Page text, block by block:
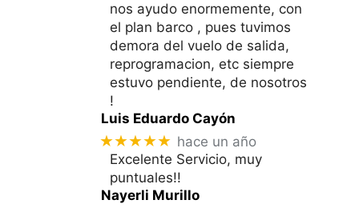
nos ayudo enormemente, con
el plan barco , pues tuvimos
demora del vuelo de salida,
reprogramacion, etc siempre
estuvo pendiente, de nosotros
!
Luis Eduardo Cayón
★★★★★ hace un año
Excelente Servicio, muy
puntuales!!
Nayerli Murillo